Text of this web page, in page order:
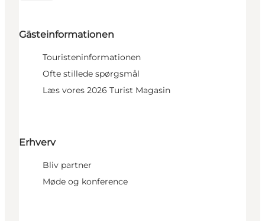
Gästeinformationen
Touristeninformationen
Ofte stillede spørgsmål
Læs vores 2026 Turist Magasin
Erhverv
Bliv partner
Møde og konference